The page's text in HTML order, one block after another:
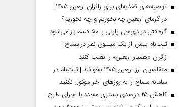
توصیه‌های تغذیه‌ای برای زائران اربعین ۱۴۰۵ |
در گرمای اربعین چه بخوریم و چه نخوریم؟
گره قتل در دی‌جی پارتی با ۵۰ قسم باز می‌شود
ثبت‌نام بیش از یک میلیون نفر در سماح |
زائران «همیار اربعین» را نصب کنند
متقاضیان ارز اربعین ۱۴۰۵ بخوانند | ثبت‌نام در
سامانه سماح را به روز‌های آخر موکول نکنید
کاهش ۲۵ درصدی بستری مجدد با اجرای طرح